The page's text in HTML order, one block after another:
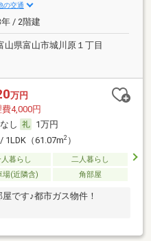
の交通
/ 2階建
山県富山市城川原１丁目
万円
4,000円
なし
1万円
1LDK（61.07m2）
暮らし
二人暮らし
場(近隣含) 角部屋
です♪都市ガス物件！